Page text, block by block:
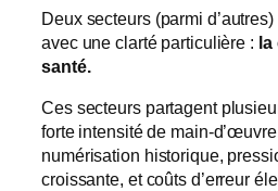
Deux secteurs (parmi
avec une clarté particulière : la
santé.
Ces secteurs partagent
forte intensité de main-
numérisation historique,
croissante, et coûts d’erreur